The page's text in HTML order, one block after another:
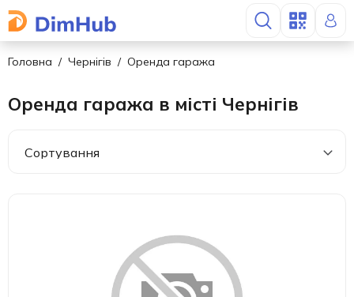
Головна Чернігів Оренда гаража
Оренда гаража в місті Чернігів